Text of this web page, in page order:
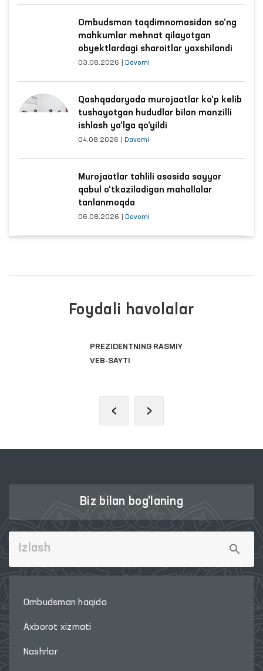
Ombudsman taqdimnomasidan so‘ng
mahkumlar mehnat qilayotgan
obyektlardagi sharoitlar yaxshilandi
03.08.2026 Davomi
Qashqadaryoda murojaatlar ko‘p kelib
tushayotgan hududlar bilan manzilli
ishlash yo‘lga qo‘yildi
04.08.2026 Davomi
Murojaatlar tahlili asosida sayyor
qabul o‘tkaziladigan mahallalar
tanlanmoqda
06.08.2026 Davomi
Foydali havolalar
PREZIDENTNING RASMIY
VEB-SAYTI
‹ ›
Biz bilan bog'laning
Ombudsman haqida
Axborot xizmati
Nashrlar